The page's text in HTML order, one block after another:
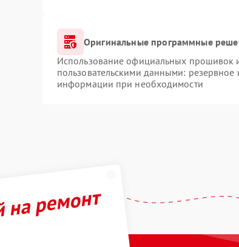
Оригинальные программные
Использование официальных прошивок
пользовательскими данными:
информации при необходимости
ремонт